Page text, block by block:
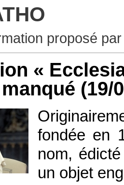
proposé
«
(19/
fondée en
nom,
un objet